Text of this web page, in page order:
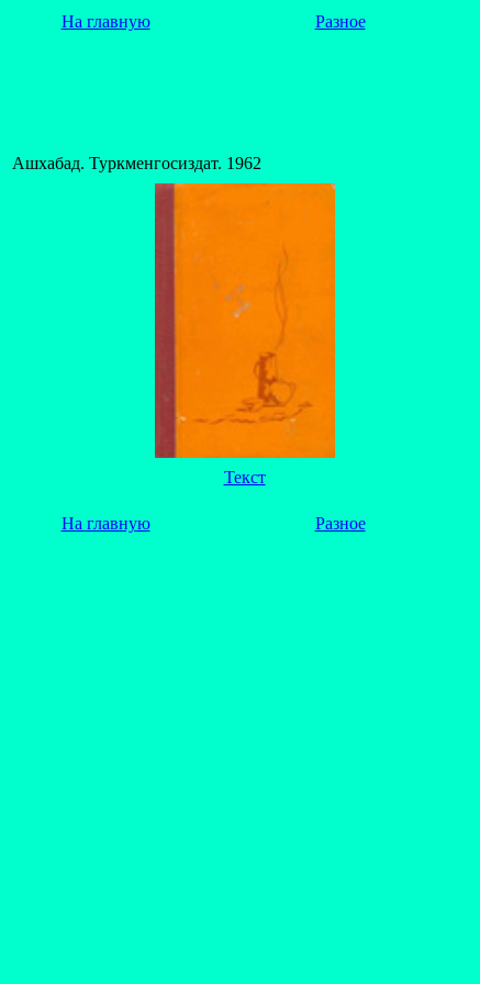
На главную Разное
Ашхабад. Туркменгосиздат. 1962
Текст
На главную Разное